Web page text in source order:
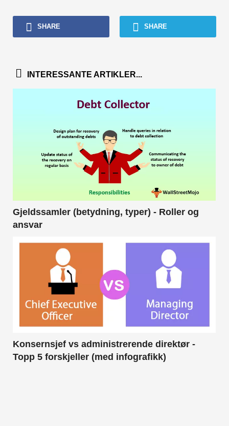
SHARE SHARE
INTERESSANTE ARTIKLER...
Gjeldssamler (betydning, typer) - Roller og
ansvar
Konsernsjef vs administrerende direktør -
Topp 5 forskjeller (med infografikk)